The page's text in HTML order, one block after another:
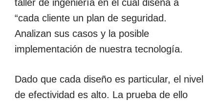
taller de ingeniería en el cual diseña a
“cada cliente un plan de seguridad.
Analizan sus casos y la posible
implementación de nuestra tecnología.
Dado que cada diseño es particular, el nivel
de efectividad es alto. La prueba de ello